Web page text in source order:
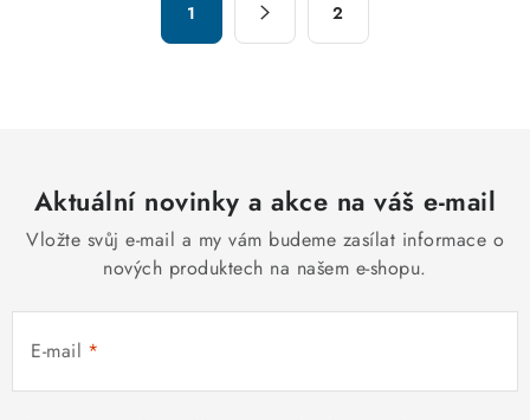
v
k
p
i
á
n
1 2
Aktuální novinky a akce na váš e-mail
Vložte svůj e-mail a my vám budeme zasílat informace o
nových produktech na našem e-shopu.
E-mail